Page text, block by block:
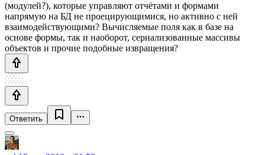
(модулей?), которые управляют отчётами и формами
напрямую на БД не проецирующимися, но активно с ней
взаимодействующими? Вычисляемые поля как в базе на
основе формы, так и наоборот, сериализованные массивы
объектов и прочие подобные извращения?
Ответить